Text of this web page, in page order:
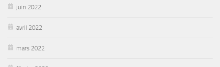
juin 2022
avril 2022
mars 2022